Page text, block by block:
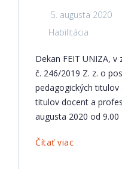
5. augusta 2020
Habilitácia
Dekan FEIT UNIZA, v
č. 246/2019 Z. z. o
pedagogických
titulov docent a
augusta 2020 od 9.00
Čítať viac